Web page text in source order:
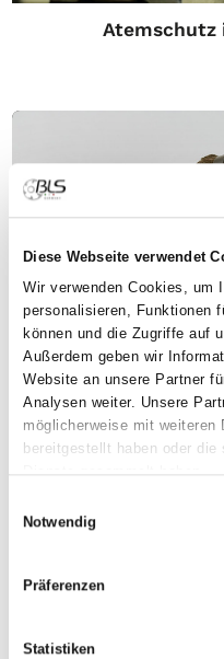
Diese Webseite verwendet
Wir verwenden Cookies, um
personalisieren, Funktionen
können und die Zugriffe auf
Außerdem geben wir
Website an unsere Partner
Analysen weiter. Unsere
möglicherweise mit weiteren
bereitgestellt haben oder
Notwendig
Präferenzen
Statistiken
Atemschutz
Atemschutz -